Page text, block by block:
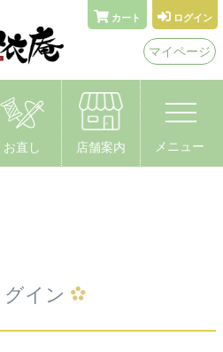
カート ログイン
マイページ
お直し 店舗案内 メニュー
もやさん 和衣庵
市右京区西院安塚町24
グイン